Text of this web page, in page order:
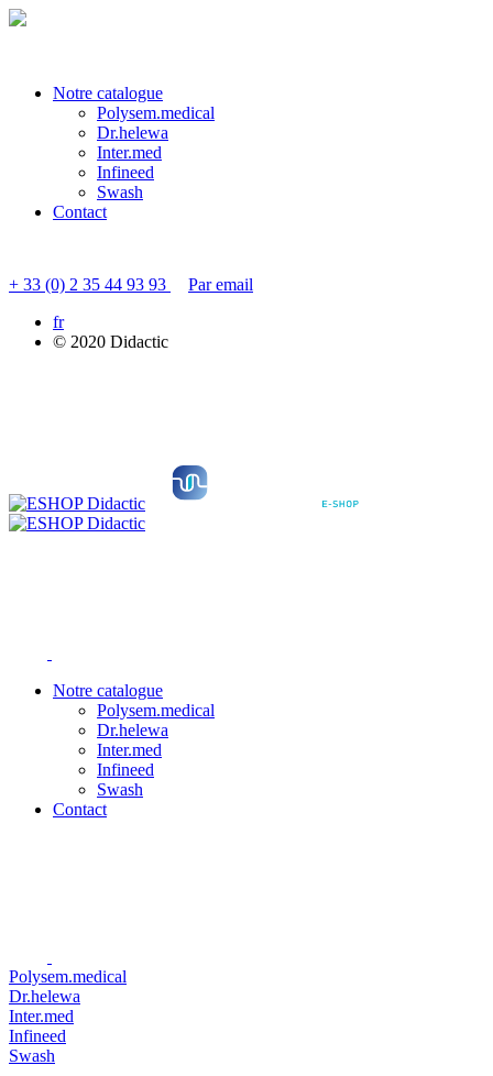
Notre catalogue
Polysem.medical
Dr.helewa
Inter.med
Infineed
Swash
Contact
+ 33 (0) 2 35 44 93 93
Par email
fr
© 2020 Didactic
Notre catalogue
Polysem.medical
Dr.helewa
Inter.med
Infineed
Swash
Contact
Polysem.medical
Dr.helewa
Inter.med
Infineed
Swash